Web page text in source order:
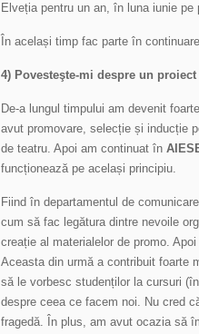
Elveția pentru un an, în luna iunie
În același timp fac parte în
4) Povesteşte-mi despre un proiect
De-a lungul timpului am devenit
avut promovare, selecție și inducție
de teatru. Apoi am continuat în
funcționează pe același principiu.
Fiind în departamentul de
cum să fac legătura dintre nevoile
creație al materialelor de promo.
Aceasta din urmă a contribuit foarte
să le vorbesc studenților la cursuri
despre ceea ce facem noi. Nu cred
fragedă. În plus, am avut ocazia să